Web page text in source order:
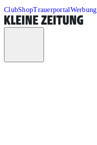
ClubShopTrauerportalWerbung